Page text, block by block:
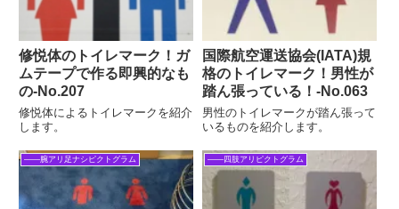
修悦体のトイレマーク！ガ
ムテープで作る即興的なも
の-No.207
修悦体によるトイレマークを紹介
します。
国際航空運送協会(IATA)規
格のトイレマーク！男性が
踏ん張っている！‐No.063
男性のトイレマークが踏ん張って
いるものを紹介します。
――腕アリ足ナシピクトグラム ――四肢アリピクトグラム